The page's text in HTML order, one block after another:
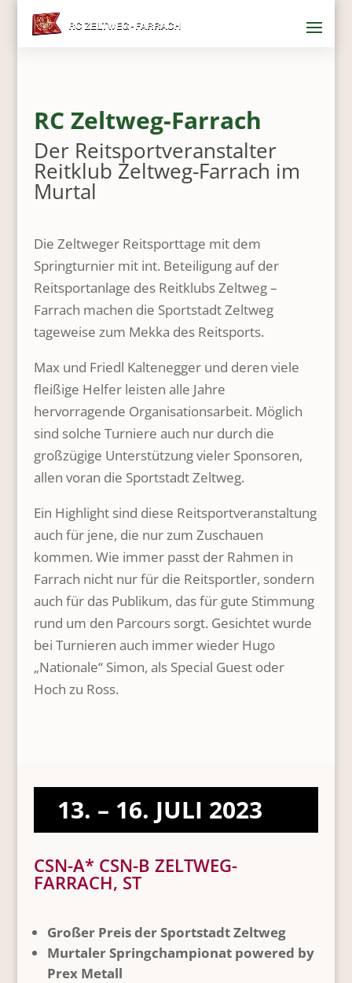
RC Zeltweg-Farrach
Der Reitsportveranstalter
Reitklub Zeltweg-Farrach im
Murtal
Die Zeltweger Reitsporttage mit dem
Springturnier mit int. Beteiligung auf der
Reitsportanlage des Reitklubs Zeltweg –
Farrach machen die Sportstadt Zeltweg
tageweise zum Mekka des Reitsports.
Max und Friedl Kaltenegger und deren viele
fleißige Helfer leisten alle Jahre
hervorragende Organisationsarbeit. Möglich
sind solche Turniere auch nur durch die
großzügige Unterstützung vieler Sponsoren,
allen voran die Sportstadt Zeltweg.
Ein Highlight sind diese Reitsportveranstaltung
auch für jene, die nur zum Zuschauen
kommen. Wie immer passt der Rahmen in
Farrach nicht nur für die Reitsportler, sondern
auch für das Publikum, das für gute Stimmung
rund um den Parcours sorgt. Gesichtet wurde
bei Turnieren auch immer wieder Hugo
„Nationale“ Simon, als Special Guest oder
Hoch zu Ross.
13. – 16. JULI 2023
CSN-A* CSN-B ZELTWEG-
FARRACH, ST
Großer Preis der Sportstadt Zeltweg
Murtaler Springchampionat powered by
Prex Metall